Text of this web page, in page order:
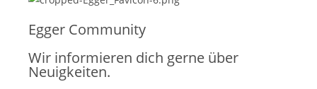
Egger Community
Wir informieren dich gerne über
Neuigkeiten.